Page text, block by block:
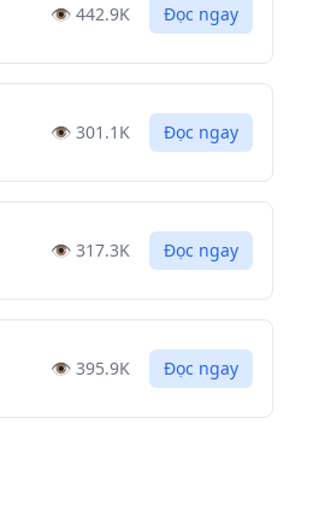
👁️ 442.9K Đọc ngay
👁️ 301.1K Đọc ngay
👁️ 317.3K Đọc ngay
👁️ 395.9K Đọc ngay